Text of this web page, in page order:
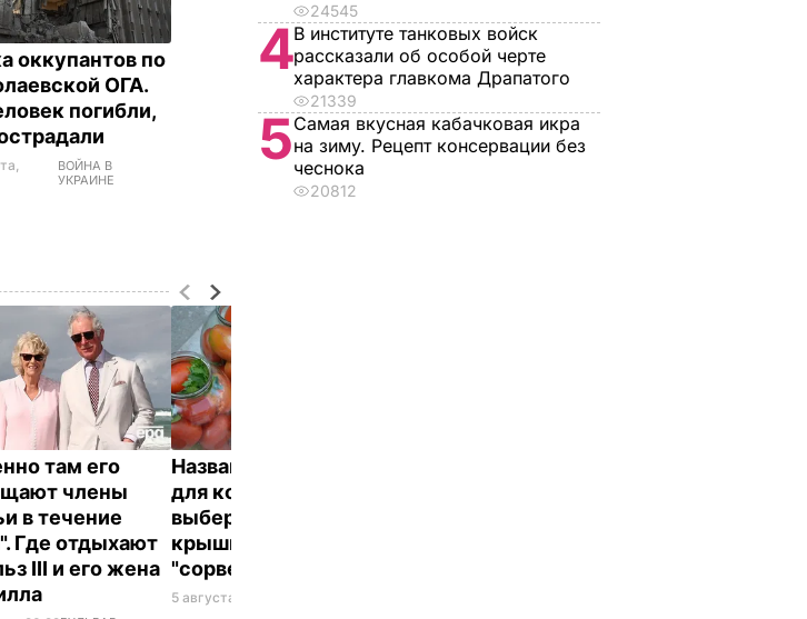
оккупантов по
ОГА.
погибли,
ВОЙНА В
УКРАИНЕ
там его
члены
в течение
Где отдыхают
III и его жена
Названа лучшая соль
для консервации,
выберите ее – и
крышки на банках не
"сорвет"
5 августа, 19.34
24545
4В институте танковых войск
рассказали об особой черте
характера главкома Драпатого
21339
5Самая вкусная кабачковая икра
на зиму. Рецепт консервации без
чеснока
20812